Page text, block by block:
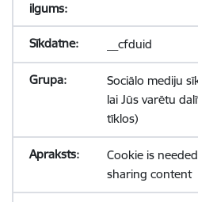
__cfduid
Sociālo mediju
lai Jūs varētu
tīklos)
Cookie is
sharing content